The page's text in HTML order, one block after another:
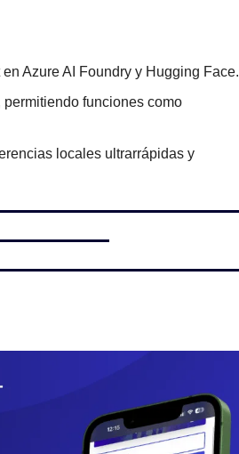
Azure AI Foundry y Hugging Face.
funciones como
locales ultrarrápidas y